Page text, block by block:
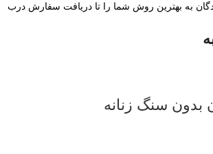
به بهترین روش شما را تا دریافت سفارش درب
بدون سنگ زنانه